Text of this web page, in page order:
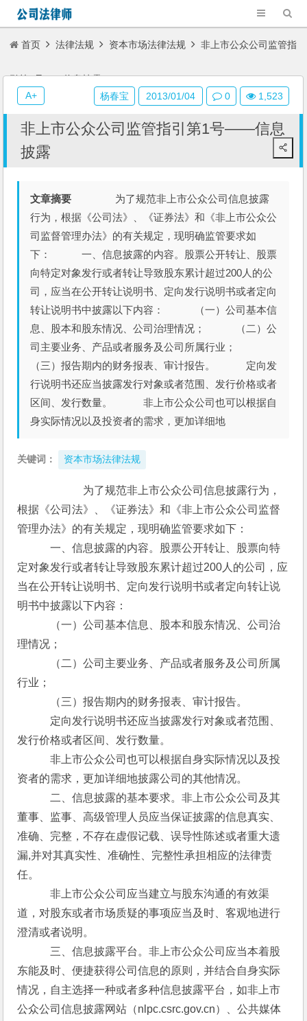
首页 法律法规 资本市场法律法规 非上市公众公司监管指
引第1号——信息披露
非上市公众公司监管指引第1号——信息
披露
文章摘要 为了规范非上市公众公司信息披露
行为，根据《公司法》、《证券法》和《非上市公众公
司监督管理办法》的有关规定，现明确监管要求如
下： 一、信息披露的内容。股票公开转让、股票
向特定对象发行或者转让导致股东累计超过200人的公
司，应当在公开转让说明书、定向发行说明书或者定向
转让说明书中披露以下内容： （一）公司基本信
息、股本和股东情况、公司治理情况； （二）公
司主要业务、产品或者服务及公司所属行业；
（三）报告期内的财务报表、审计报告。 定向发
行说明书还应当披露发行对象或者范围、发行价格或者
区间、发行数量。 非上市公众公司也可以根据自
身实际情况以及投资者的需求，更加详细地
关键词： 资本市场法律法规
为了规范非上市公众公司信息披露行为，
根据《公司法》、《证券法》和《非上市公众公司监督
管理办法》的有关规定，现明确监管要求如下：
一、信息披露的内容。股票公开转让、股票向特
定对象发行或者转让导致股东累计超过200人的公司，应
当在公开转让说明书、定向发行说明书或者定向转让说
明书中披露以下内容：
（一）公司基本信息、股本和股东情况、公司治
理情况；
（二）公司主要业务、产品或者服务及公司所属
行业；
（三）报告期内的财务报表、审计报告。
定向发行说明书还应当披露发行对象或者范围、
发行价格或者区间、发行数量。
非上市公众公司也可以根据自身实际情况以及投
资者的需求，更加详细地披露公司的其他情况。
二、信息披露的基本要求。非上市公众公司及其
董事、监事、高级管理人员应当保证披露的信息真实、
准确、完整，不存在虚假记载、误导性陈述或者重大遗
漏,并对其真实性、准确性、完整性承担相应的法律责
任。
非上市公众公司应当建立与股东沟通的有效渠
道，对股东或者市场质疑的事项应当及时、客观地进行
澄清或者说明。
三、信息披露平台。非上市公众公司应当本着股
东能及时、便捷获得公司信息的原则，并结合自身实际
情况，自主选择一种或者多种信息披露平台，如非上市
公众公司信息披露网站（nlpc.csrc.gov.cn）、公共媒体
杨春宝 2013/01/04 0 1,523
A+